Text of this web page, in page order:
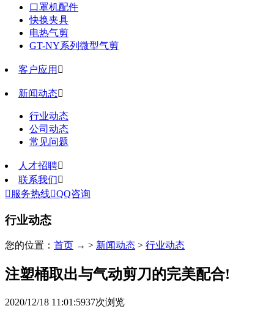
口罩机配件
快换夹具
电热气剪
GT-NY系列微型气剪
客户应用 
新闻动态
行业动态
公司动态
常见问题
人才招聘
联系我们
 服务热线QQ咨询
行业动态
您的位置： 首页 → > 新闻动态 > 行业动态
注塑桶取出与气动剪刀的完美配合!
2020/12/18 11:01:5937次浏览